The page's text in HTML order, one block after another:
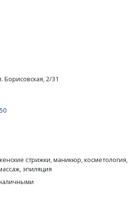
Борисовская, 2/31
стрижки, маникюр, косметология,
эпиляция